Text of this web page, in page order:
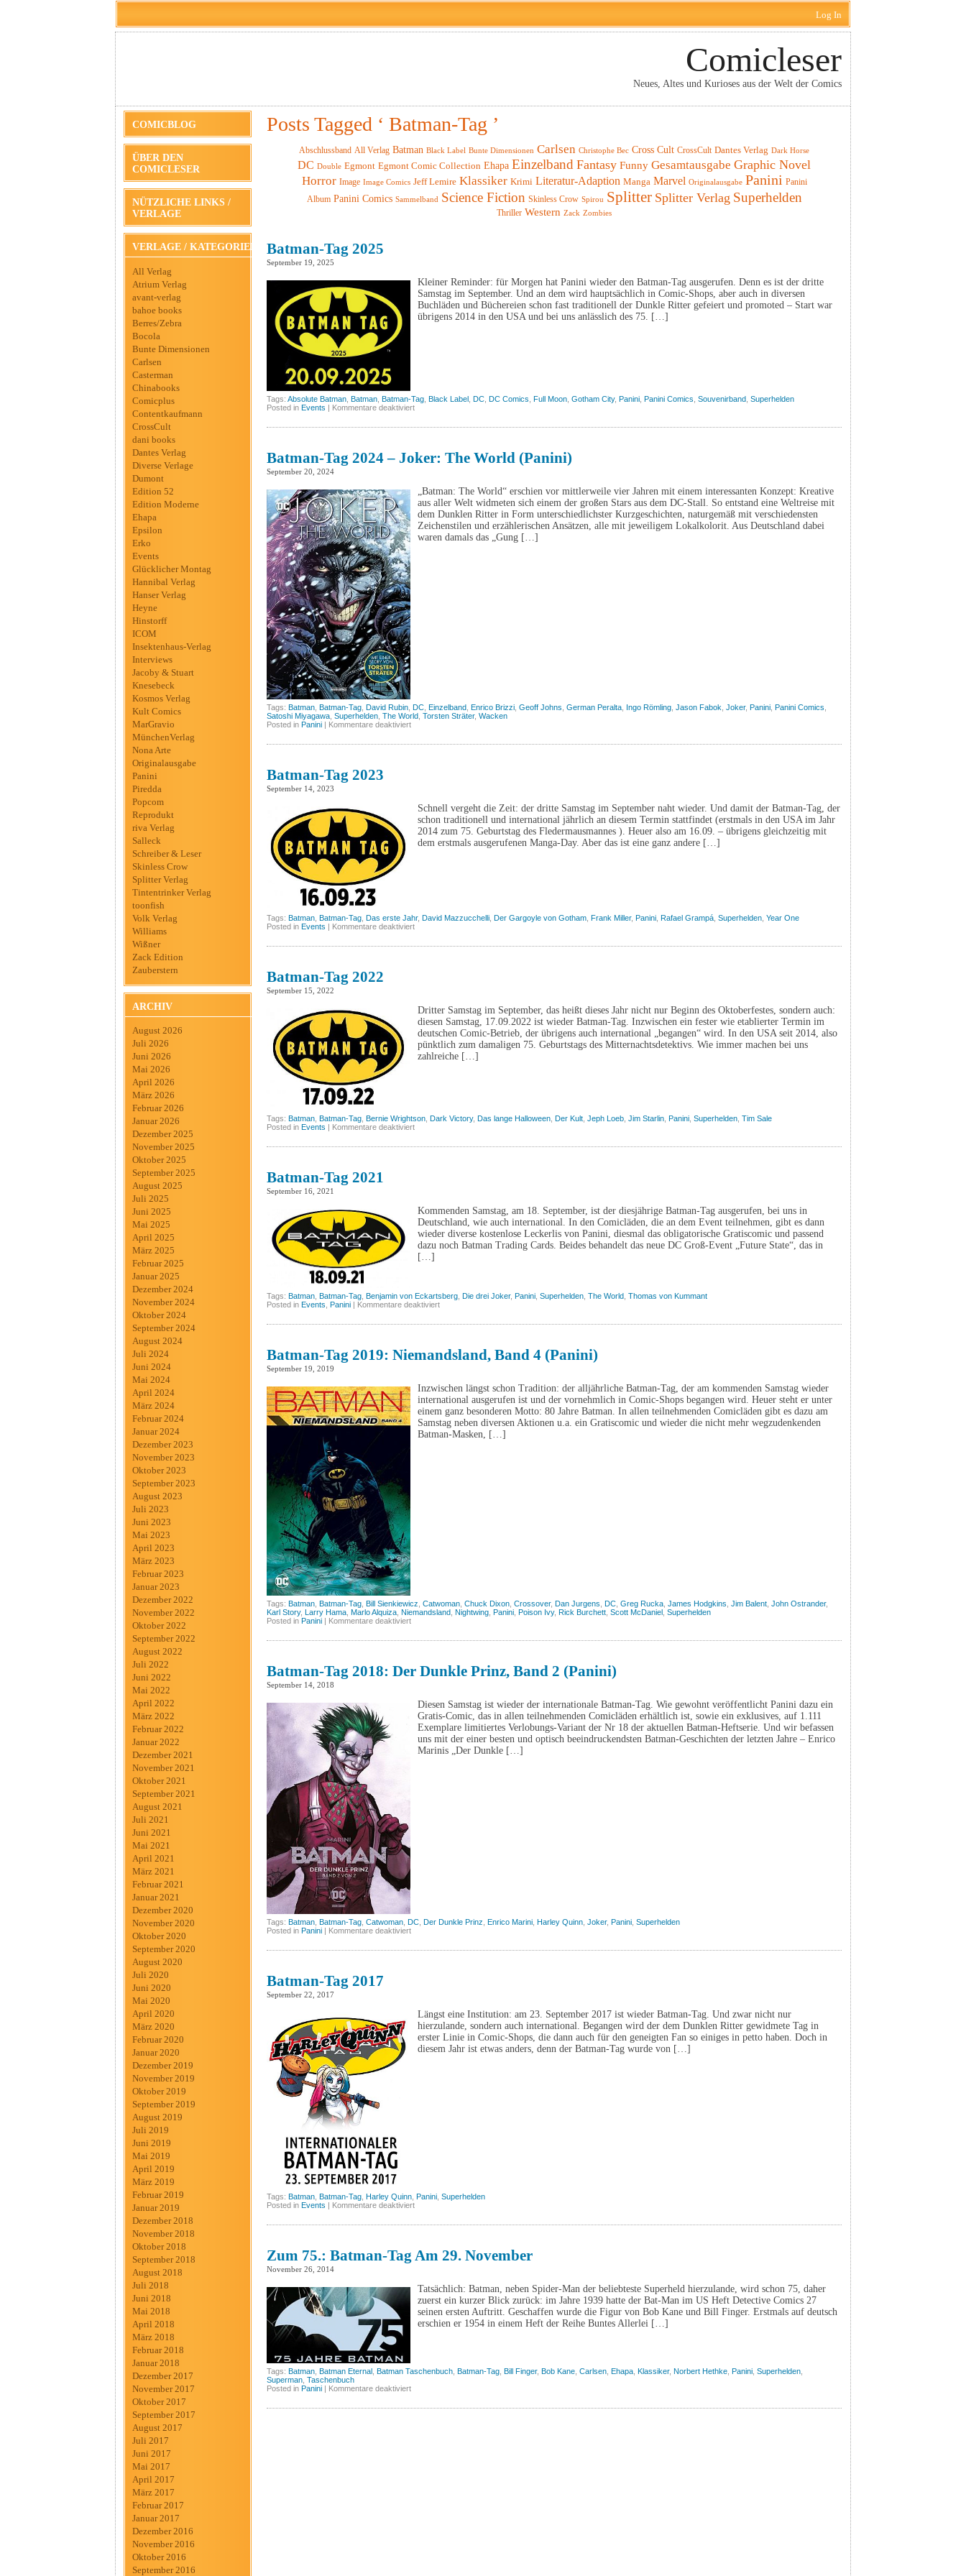
Log In
Comicleser
Neues, Altes und Kurioses aus der Welt der Comics
COMICBLOG
ÜBER DEN
COMICLESER
NÜTZLICHE LINKS /
VERLAGE
VERLAGE / KATEGORIEN
All Verlag
Atrium Verlag
avant-verlag
bahoe books
Berres/Zebra
Bocola
Bunte Dimensionen
Carlsen
Casterman
Chinabooks
Comicplus
Contentkaufmann
CrossCult
dani books
Dantes Verlag
Diverse Verlage
Dumont
Edition 52
Edition Moderne
Ehapa
Epsilon
Erko
Events
Glücklicher Montag
Hannibal Verlag
Hanser Verlag
Heyne
Hinstorff
ICOM
Insektenhaus-Verlag
Interviews
Jacoby & Stuart
Knesebeck
Kosmos Verlag
Kult Comics
MarGravio
MünchenVerlag
Nona Arte
Originalausgabe
Panini
Piredda
Popcom
Reprodukt
riva Verlag
Salleck
Schreiber & Leser
Skinless Crow
Splitter Verlag
Tintentrinker Verlag
toonfish
Volk Verlag
Williams
Wißner
Zack Edition
Zauberstern
ARCHIV
August 2026
Juli 2026
Juni 2026
Mai 2026
April 2026
März 2026
Februar 2026
Januar 2026
Dezember 2025
November 2025
Oktober 2025
September 2025
August 2025
Juli 2025
Juni 2025
Mai 2025
April 2025
März 2025
Februar 2025
Januar 2025
Dezember 2024
November 2024
Oktober 2024
September 2024
August 2024
Juli 2024
Juni 2024
Mai 2024
April 2024
März 2024
Februar 2024
Januar 2024
Dezember 2023
November 2023
Oktober 2023
September 2023
August 2023
Juli 2023
Juni 2023
Mai 2023
April 2023
März 2023
Februar 2023
Januar 2023
Dezember 2022
November 2022
Oktober 2022
September 2022
August 2022
Juli 2022
Juni 2022
Mai 2022
April 2022
März 2022
Februar 2022
Januar 2022
Dezember 2021
November 2021
Oktober 2021
September 2021
August 2021
Juli 2021
Juni 2021
Mai 2021
April 2021
März 2021
Februar 2021
Januar 2021
Dezember 2020
November 2020
Oktober 2020
September 2020
August 2020
Juli 2020
Juni 2020
Mai 2020
April 2020
März 2020
Februar 2020
Januar 2020
Dezember 2019
November 2019
Oktober 2019
September 2019
August 2019
Juli 2019
Juni 2019
Mai 2019
April 2019
März 2019
Februar 2019
Januar 2019
Dezember 2018
November 2018
Oktober 2018
September 2018
August 2018
Juli 2018
Juni 2018
Mai 2018
April 2018
März 2018
Februar 2018
Januar 2018
Dezember 2017
November 2017
Oktober 2017
September 2017
August 2017
Juli 2017
Juni 2017
Mai 2017
April 2017
März 2017
Februar 2017
Januar 2017
Dezember 2016
November 2016
Oktober 2016
September 2016
Posts Tagged ‘ Batman-Tag ’
Abschlussband All Verlag Batman Black Label Bunte Dimensionen Carlsen Christophe Bec Cross Cult CrossCult Dantes Verlag Dark Horse
DC Double Egmont Egmont Comic Collection Ehapa Einzelband Fantasy Funny Gesamtausgabe Graphic Novel
Horror Image Image Comics Jeff Lemire Klassiker Krimi Literatur-Adaption Manga Marvel Originalausgabe Panini Panini
Album Panini Comics Sammelband Science Fiction Skinless Crow Spirou Splitter Splitter Verlag Superhelden
Thriller Western Zack Zombies
Batman-Tag 2025
September 19, 2025
Kleiner Reminder: für Morgen hat Panini wieder den Batman-Tag ausgerufen. Denn es ist der dritte
Samstag im September. Und an dem wird hauptsächlich in Comic-Shops, aber auch in diversen
Buchläden und Büchereien schon fast traditionell der Dunkle Ritter gefeiert und promoted – Start war
übrigens 2014 in den USA und bei uns anlässlich des 75. […]
Tags: Absolute Batman, Batman, Batman-Tag, Black Label , DC, DC Comics, Full Moon, Gotham City, Panini, Panini Comics, Souvenirband, Superhelden
Posted in Events Kommentare deaktiviertfür
Batman-Tag 2024 – Joker: The World (Panini)
September 20, 2024
„Batman: The World“ erschien vor mittlerweile vier Jahren mit einem interessanten Konzept: Kreative
aus aller Welt widmeten sich einem der großen Stars aus dem DC-Stall. So entstand eine Weltreise mit
dem Dunklen Ritter in Form unterschiedlichster Kurzgeschichten, naturgemäß mit verschiedensten
Zeichenstilen und erzählerischen Ansätzen, alle mit jeweiligem Lokalkolorit. Aus Deutschland dabei
waren damals das „Gung […]
Tags: Batman, Batman-Tag, David Rubin, DC, Einzelband, Enrico Brizzi, Geoff Johns, German Peralta, Ingo Römling, Jason Fabok, Joker, Panini, Panini Comics,
Satoshi Miyagawa, Superhelden, The World, Torsten Sträter, Wacken
Posted in Panini Kommentare deaktiviertfür
Batman-Tag 2023
September 14, 2023
Schnell vergeht die Zeit: der dritte Samstag im September naht wieder. Und damit der Batman-Tag, der
schon traditionell und international jährlich an diesem Termin stattfindet (erstmals in den USA im Jahr
2014 zum 75. Geburtstag des Fledermausmannes ). Heuer also am 16.09. – übrigens gleichzeitig mit
dem erstmals ausgerufenen Manga-Day. Aber das ist eine ganz andere […]
Tags: Batman Batman-Tag Das erste Jahr, David Mazzucchelli Der Gargoyle von Gotham Frank Miller, Panini Rafael Grampá Superhelden Year One
Posted in Events | Kommentare deaktiviertfür
Batman-Tag 2022
September 15, 2022
Dritter Samstag im September, das heißt dieses Jahr nicht nur Beginn des Oktoberfestes, sondern auch:
diesen Samstag, 17.09.2022 ist wieder Batman-Tag. Inzwischen ein fester wie etablierter Termin im
deutschen Comic-Betrieb, der übrigens auch international „begangen“ wird. In den USA seit 2014, also
pünktlich zum damaligen 75. Geburtstags des Mitternachtsdetektivs. Wie immer machen bei uns
zahlreiche […]
Tags: Batman Batman-Tag Bernie Wrightson Dark Victory, Das lange Halloween Der Kult Jeph Loeb Jim Starlin Panini Superhelden Tim Sale
Posted in Events | Kommentare deaktiviertfür
Batman-Tag 2021
September 16, 2021
Kommenden Samstag, am 18. September, ist der diesjährige Batman-Tag ausgerufen, bei uns in
Deutschland, wie auch international. In den Comicläden, die an dem Event teilnehmen, gibt es dann
wieder diverse kostenlose Leckerlis von Panini, diesmal das obligatorische Gratiscomic und passend
dazu noch Batman Trading Cards. Beides behandelt das neue DC Groß-Event „Future State“, das in
[…]
Tags: Batman Batman-Tag Benjamin von Eckartsberg Die drei Joker, Panini Superhelden The World Thomas von Kummant
Posted in Events Panini | Kommentare deaktiviertfür
Batman-Tag 2019: Niemandsland, Band 4 (Panini)
September 19, 2019
Inzwischen längst schon Tradition: der alljährliche Batman-Tag, der am kommenden Samstag wieder
international ausgerufen ist und der vornehmlich in Comic-Shops begangen wird. Heuer steht er unter
einem ganz besonderen Motto: 80 Jahre Batman. In allen teilnehmenden Comicläden gibt es dazu am
Samstag neben diversen Aktionen u.a. ein Gratiscomic und wieder die nicht mehr wegzudenkenden
Batman-Masken, […]
Tags: Batman Batman-Tag Bill Sienkiewicz Catwoman Chuck Dixon Crossover, Dan Jurgens DC Greg Rucka James Hodgkins Jim Balent John Ostrander,
Karl Story, Larry Hama Marlo Alquiza Niemandsland Nightwing Panini Poison Ivy, Rick Burchett Scott McDaniel Superhelden
Posted in Panini | Kommentare deaktiviertfür
4
Batman-Tag 2018: Der Dunkle Prinz, Band 2 (Panini)
September 14, 2018
Diesen Samstag ist wieder der internationale Batman-Tag. Wie gewohnt veröffentlicht Panini dazu ein
Gratis-Comic, das in allen teilnehmenden Comicläden erhältlich ist, sowie ein exklusives, auf 1.111
Exemplare limitiertes Verlobungs-Variant der Nr 18 der aktuellen Batman-Heftserie. Und wir befassen
uns mit der einer besten und optisch beeindruckendsten Batman-Geschichten der letzten Jahre – Enrico
Marinis „Der Dunkle […]
Tags: Batman Batman-Tag Catwoman DC Der Dunkle Prinz Enrico Marini Harley Quinn Joker, Panini Superhelden
Posted in Panini | Kommentare deaktiviertfür
Batman-Tag 2017
September 22, 2017
Längst eine Institution: am 23. September 2017 ist wieder Batman-Tag. Und zwar nicht nur
hierzulande, sondern auch international. Begangen wird der dem Dunklen Ritter gewidmete Tag in
erster Linie in Comic-Shops, die dann auch für den geneigten Fan so einiges in petto haben. Doch in
diesem Jahr ist etwas anders, denn der Batman-Tag wurde von […]
Tags: Batman Batman-Tag Harley Quinn Panini Superhelden
Posted in Events | Kommentare deaktiviertfür
Zum 75.: Batman-Tag Am 29. November
November 26, 2014
Tatsächlich: Batman, neben Spider-Man der beliebteste Superheld hierzulande, wird schon 75, daher
zuerst ein kurzer Blick zurück: im Jahre 1939 hatte der Bat-Man im US Heft Detective Comics 27
seinen ersten Auftritt. Geschaffen wurde die Figur von Bob Kane und Bill Finger. Erstmals auf deutsch
erschien er 1954 in einem Heft der Reihe Buntes Allerlei […]
Tags: Batman Batman Eternal Batman Taschenbuch Batman-Tag Bill Finger, Bob Kane Carlsen Ehapa Klassiker, Norbert Hethke Panini Superhelden
Superman Taschenbuch
Posted in Panini | Kommentare deaktiviertfür